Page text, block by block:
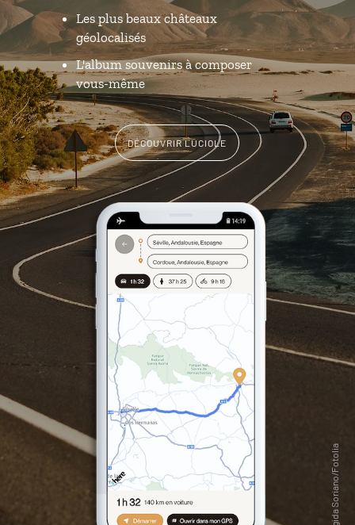
Les plus beaux châteaux
géolocalisés
L'album souvenirs à composer
vous-même
DÉCOUVRIR LUCIOLE